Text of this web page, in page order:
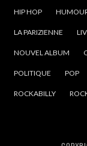
HIP HOP
LA PARIZIENNE
NOUVEL ALBUM
POLITIQUE POP
ROCKABILLY